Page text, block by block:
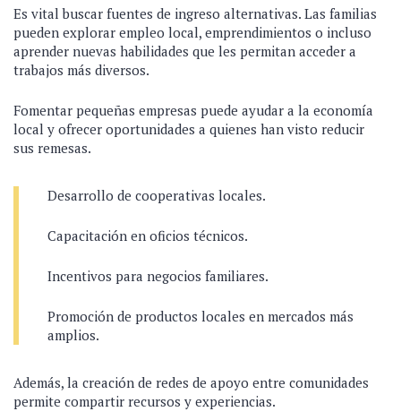
Es vital buscar fuentes de ingreso alternativas. Las familias
pueden explorar empleo local, emprendimientos o incluso
aprender nuevas habilidades que les permitan acceder a
trabajos más diversos.
Fomentar pequeñas empresas puede ayudar a la economía
local y ofrecer oportunidades a quienes han visto reducir
sus remesas.
Desarrollo de cooperativas locales.
Capacitación en oficios técnicos.
Incentivos para negocios familiares.
Promoción de productos locales en mercados más
amplios.
Además, la creación de redes de apoyo entre comunidades
permite compartir recursos y experiencias.